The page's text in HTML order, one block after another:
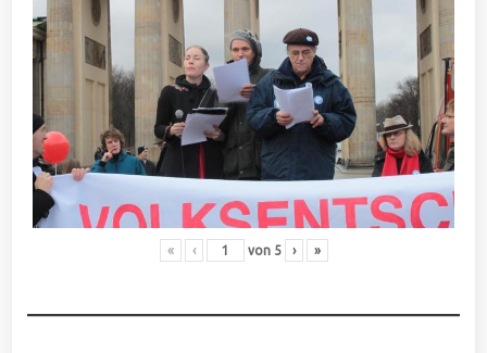
« ‹ von 5 › »